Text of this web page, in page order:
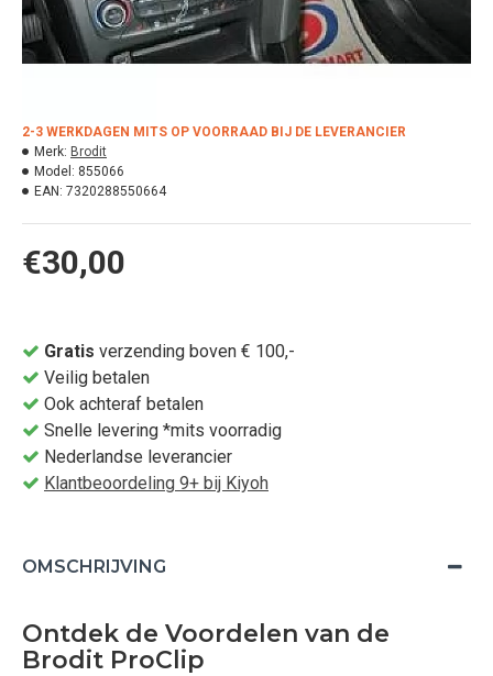
€30,00
2-3 WERKDAGEN MITS OP VOORRAAD BIJ DE LEVERANCIER
Merk: Brodit
Model: 855066
EAN: 7320288550664
Gratis verzending boven € 100,-
Veilig betalen
Ook achteraf betalen
Snelle levering *mits voorradig
Nederlandse leverancier
Klantbeoordeling 9+ bij Kiyoh
OMSCHRIJVING
Ontdek de Voordelen van de
Brodit ProClip